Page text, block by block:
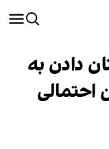
دادن به